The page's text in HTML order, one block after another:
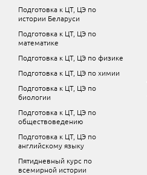
Подготовка к ЦТ, ЦЭ по
истории Беларуси
Подготовка к ЦТ, ЦЭ по
математике
Подготовка к ЦТ, ЦЭ по физике
Подготовка к ЦТ, ЦЭ по химии
Подготовка к ЦТ, ЦЭ по
биологии
Подготовка к ЦТ, ЦЭ по
обществоведению
Подготовка к ЦТ, ЦЭ по
английскому языку
Пятидневный курс по
всемирной истории